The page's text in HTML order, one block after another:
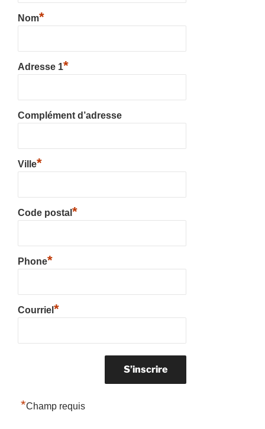
Nom*
Adresse 1*
Complément d’adresse
Ville*
Code postal *
Phone*
Courriel *
*Champ requis